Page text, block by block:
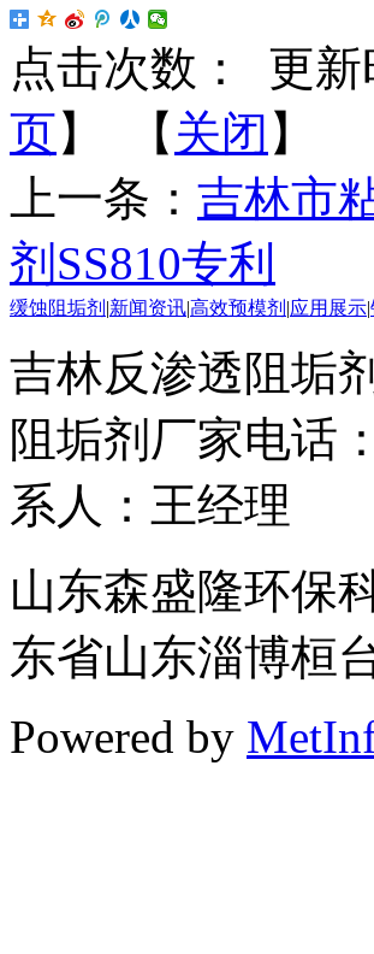
点击次数：
更新
页】 【 关闭 】
上一条： 吉林市
剂SS810专利
缓蚀阻垢剂 |新闻资讯|高效预模剂 |应用展示|
吉林反渗透阻垢
阻垢剂厂家电话
系人：王经理
山东森盛隆环保
东省山东淄博桓
Powered by